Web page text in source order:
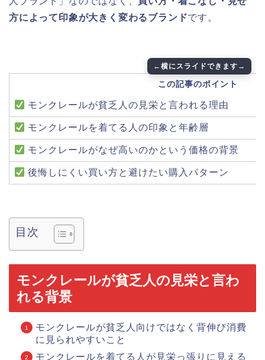
方によって印象が大きく変わるブランドです。
この記事のポイント
モンクレールが貧乏人の見栄と言われる理由
モンクレールを着てる人の印象と年齢層
モンクレールがなぜ高いのかという価格の背景
後悔しにくい買い方と避けたい購入パターン
目次
モンクレールが貧乏人の見栄と言わ
れる背景
モンクレールが貧乏人向けではなく背伸び消費
に見られやすいこと
モンクレールを着てる人が見栄っ張りに見える